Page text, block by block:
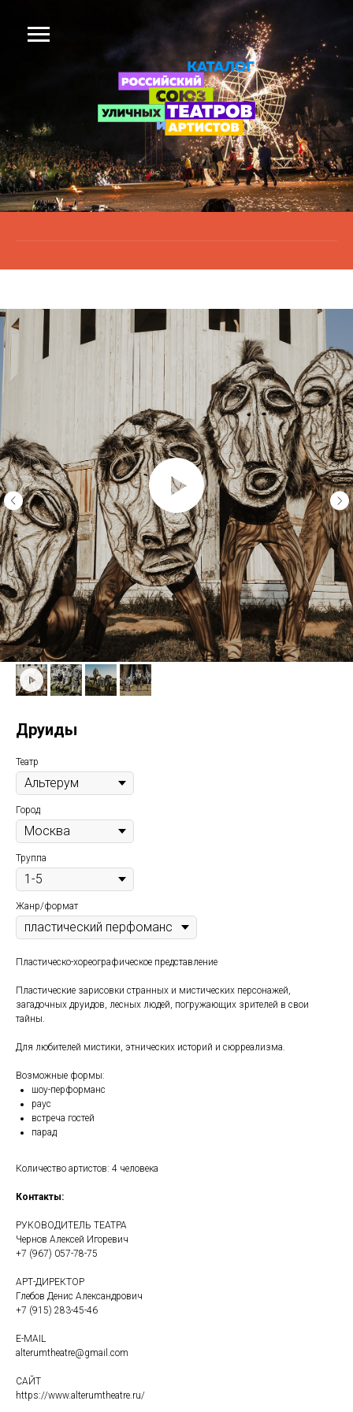
Друиды
Театр
Город
Труппа
Жанр/формат
Пластическо-хореографическое представление
Пластические зарисовки странных и мистических персонажей,
загадочных друидов, лесных людей, погружающих зрителей в свои
тайны.
Для любителей мистики, этнических историй и сюрреализма.
Возможные формы:
шоу-перформанс
раус
встреча гостей
парад
Количество артистов: 4 человека
Контакты:
РУКОВОДИТЕЛЬ ТЕАТРА
Чернов Алексей Игоревич
+7 (967) 057-78-75
АРТ-ДИРЕКТОР
Глебов Денис Александрович
+7 (915) 283-45-46
E-MAIL
alterumtheatre@gmail.com
САЙТ
https://www.alterumtheatre.ru/